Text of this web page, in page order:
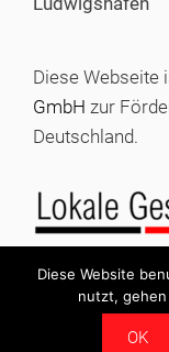
Diese Webseite
GmbH zur
Deutschland.
© 2026
Diese Website
nutzt,
OK